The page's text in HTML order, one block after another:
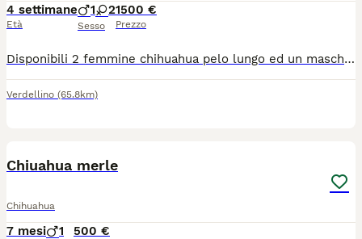
4 settimane
Età
1 2
Sesso
1500 €
Prezzo
Disponibili 2 femmine chihuahua pelo lungo ed un maschietto taglia mini verranno consegnati completi di ciclo vermifugo trattamento antiparassitario vaccino microchip certificato medico libretto sanitario iscrizione anagrafe canina passaggio di proprietà kit cucciolo pedigree enci genitori visibili entrambi solo persone responsabili
Verdellino (65.8km)
Chiuahua merle
Chihuahua
7 mesi 1 500 €